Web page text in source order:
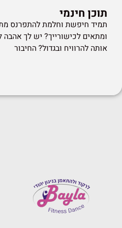
תוכן חינמי
תמיד חיפשת וחלמת להתפרנס
ומתאים לכישורייך? יש לך
אותה להרוויח ובגדול? החיבור